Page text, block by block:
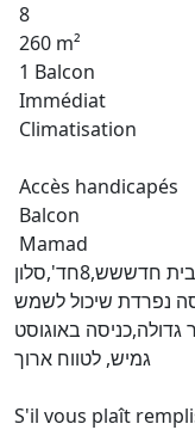
8
260 m²
1 Balcon
Immédiat
Climatisation
Accès handicapés
Balcon
Mamad
להשכרה.בנחלים המאד שקט ומבוקש,בית חדששש,8חד',סלון
נפרדת שיכול לשמש
באוגוסט
גמיש, לטווח ארוך
S'il vous plaît